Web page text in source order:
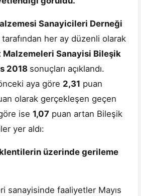
Sanayicileri Derneği
tarafından her ay düzenli olarak
Malzemeleri Sanayisi Bileşik
2018 sonuçları açıklandı.
aya göre 2,31 puan
olarak gerçekleşen geçen
ise 1,07 puan artan Bileşik
yer aldı:
üzerinde gerileme
sanayisinde faaliyetler Mayıs